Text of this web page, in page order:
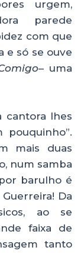
urgem,
parede
com que
e só se ouve
– uma
cantora lhes
pouquinho”.
mais duas
num samba
barulho é
Da
ao se
faixa de
tanto